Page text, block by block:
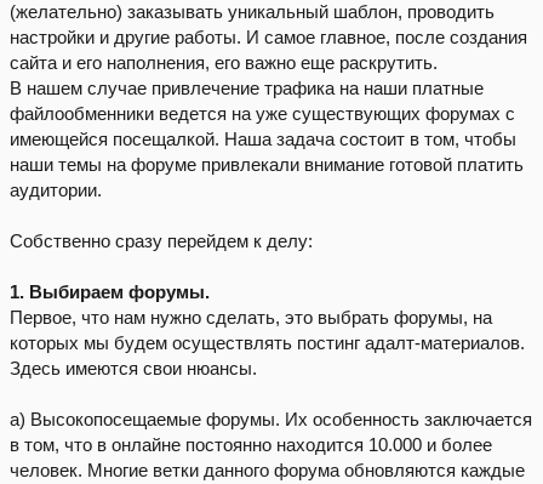
(желательно) заказывать уникальный шаблон, проводить
настройки и другие работы. И самое главное, после создания
сайта и его наполнения, его важно еще раскрутить.
В нашем случае привлечение трафика на наши платные
файлообменники ведется на уже существующих форумах с
имеющейся посещалкой. Наша задача состоит в том, чтобы
наши темы на форуме привлекали внимание готовой платить
аудитории.
Собственно сразу перейдем к делу:
1. Выбираем форумы.
Первое, что нам нужно сделать, это выбрать форумы, на
которых мы будем осуществлять постинг адалт-материалов.
Здесь имеются свои нюансы.
а) Высокопосещаемые форумы. Их особенность заключается
в том, что в онлайне постоянно находится 10.000 и более
человек. Многие ветки данного форума обновляются каждые